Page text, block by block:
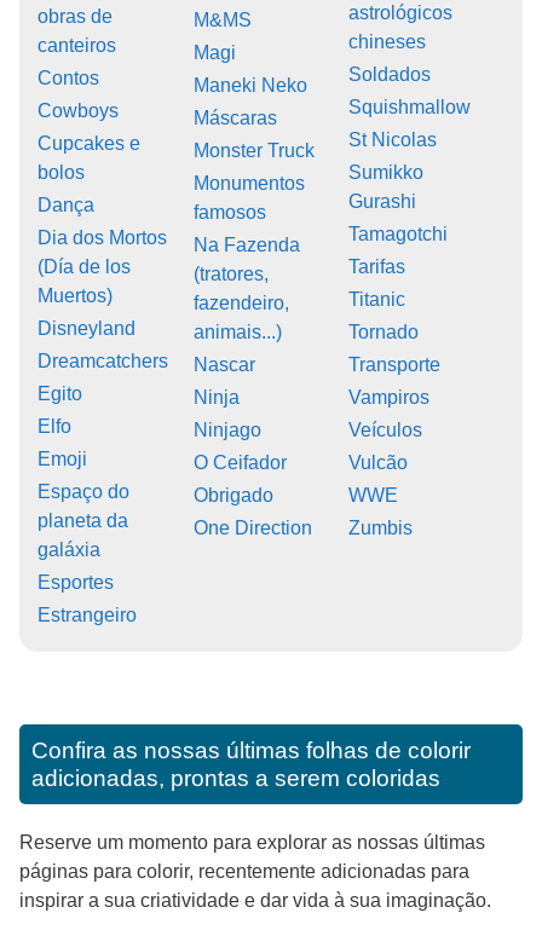
obras de
canteiros
Contos
Cowboys
Cupcakes e
bolos
Dança
Dia dos Mortos
(Día de los
Muertos)
Disneyland
Dreamcatchers
Egito
Elfo
Emoji
Espaço do
planeta da
galáxia
Esportes
Estrangeiro
M&MS
Magi
Maneki Neko
Máscaras
Monster Truck
Monumentos
famosos
Na Fazenda
(tratores,
fazendeiro,
animais...)
Nascar
Ninja
Ninjago
O Ceifador
Obrigado
One Direction
astrológicos
chineses
Soldados
Squishmallow
St Nicolas
Sumikko
Gurashi
Tamagotchi
Tarifas
Titanic
Tornado
Transporte
Vampiros
Veículos
Vulcão
WWE
Zumbis
Confira as nossas últimas folhas de colorir
adicionadas, prontas a serem coloridas
Reserve um momento para explorar as nossas últimas
páginas para colorir, recentemente adicionadas para
inspirar a sua criatividade e dar vida à sua imaginação.